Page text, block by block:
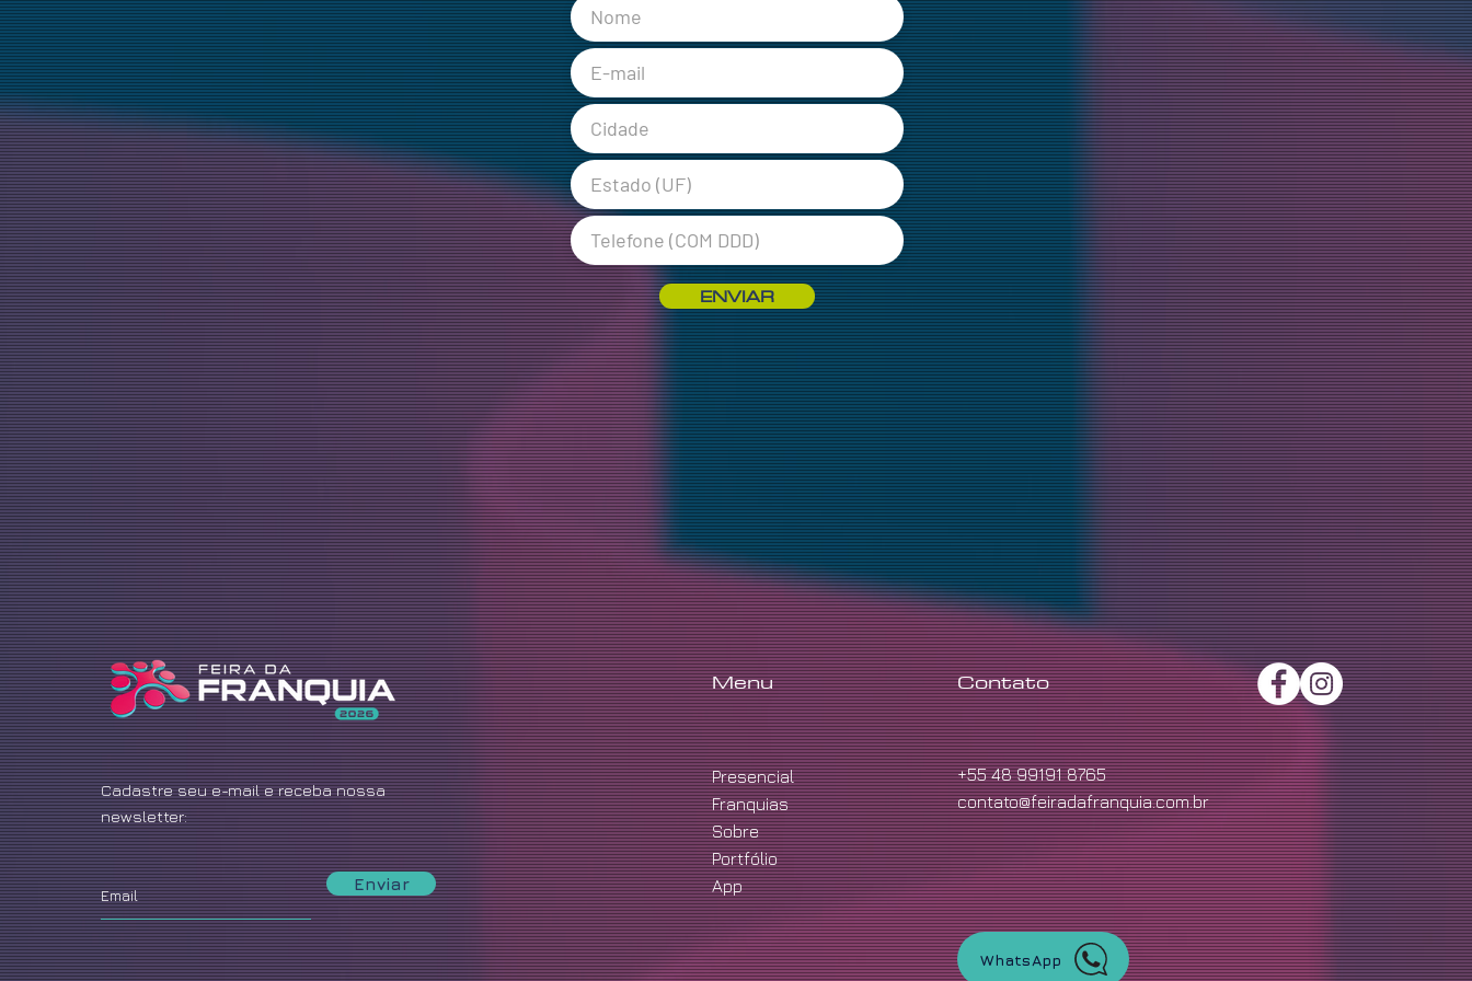
ENVIAR
Cadastre seu e-mail e receba nossa
newsletter:
Enviar
Menu
Presencial
Franquias
Sobre
Portfólio
App
Contato
+55 48 99191 8765
contato@feiradafranquia.com.br
WhatsApp